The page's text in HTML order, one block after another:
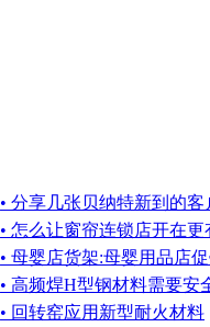
• 分享几张贝纳特新到的客
• 怎么让窗帘连锁店开在更
• 母婴店货架:母婴用品店
• 高频焊H型钢材料需要安
• 回转窑应用新型耐火材料